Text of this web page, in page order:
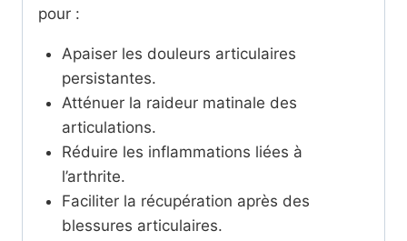
pour :
Apaiser les douleurs articulaires
persistantes.
Atténuer la raideur matinale des
articulations.
Réduire les inflammations liées à
l’arthrite.
Faciliter la récupération après des
blessures articulaires.